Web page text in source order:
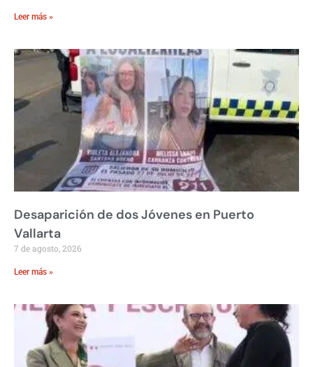
Leer más »
Desaparición de dos Jóvenes en Puerto
Vallarta
7 de agosto, 2026
Leer más »